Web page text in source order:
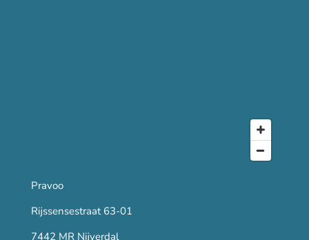
Pravoo
Rijssensestraat 63-01
7442 MR Nijverdal